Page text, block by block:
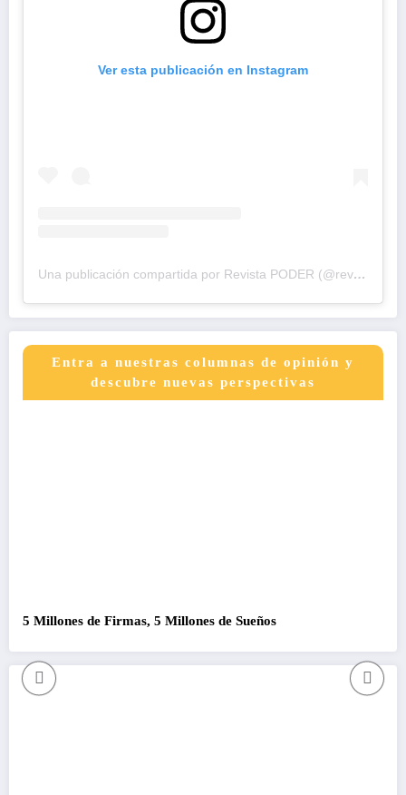
Ver esta publicación en Instagram
Una publicación compartida por Revista PODER (@revistapodercol)
Entra a nuestras columnas de opinión y
descubre nuevas perspectivas
5 Millones de Firmas, 5 Millones de Sueños